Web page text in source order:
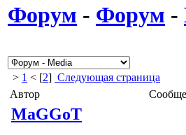
Форум - Форум -
> 1 < [2] Следующая страница
Автор
MaGGoT